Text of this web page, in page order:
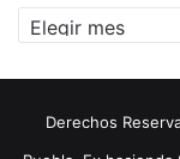
Archivos
Derechos